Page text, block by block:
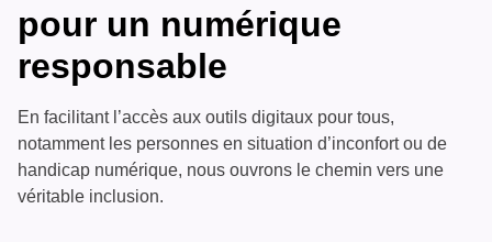
pour un numérique
responsable
En facilitant l’accès aux outils digitaux pour tous,
notamment les personnes en situation d’inconfort ou de
handicap numérique, nous ouvrons le chemin vers une
véritable inclusion.